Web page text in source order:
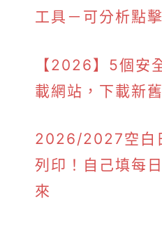
工具－可分析點
【2026】5個安
載網站，下載新
2026/2027空白
列印！自己填每
來